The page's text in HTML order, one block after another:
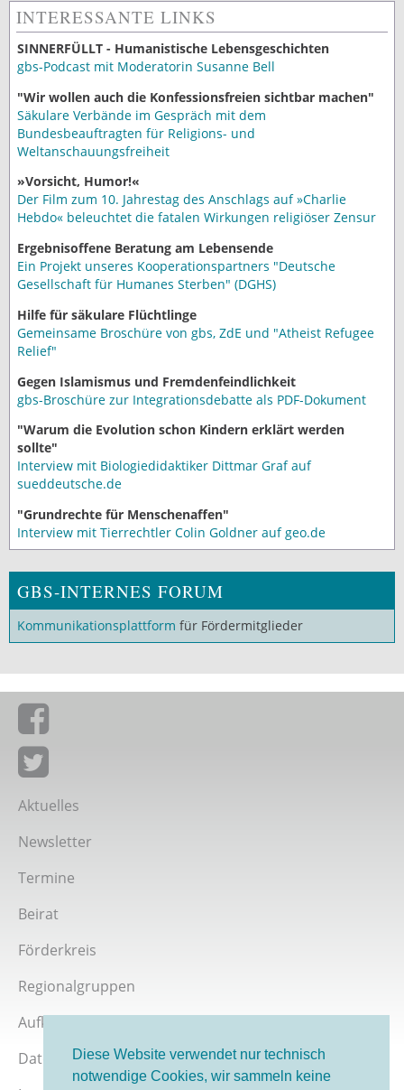
Diese Website verwendet nur technisch
notwendige Cookies, wir sammeln keine
INTERESSANTE LINKS
SINNERFÜLLT - Humanistische Lebensgeschichten
gbs-Podcast mit Moderatorin Susanne Bell
"Wir wollen auch die Konfessionsfreien sichtbar machen"
Säkulare Verbände im Gespräch mit dem
Bundesbeauftragten für Religions- und
Weltanschauungsfreiheit
»Vorsicht, Humor!«
Der Film zum 10. Jahrestag des Anschlags auf »Charlie
Hebdo« beleuchtet die fatalen Wirkungen religiöser Zensur
Ergebnisoffene Beratung am Lebensende
Ein Projekt unseres Kooperationspartners "Deutsche
Gesellschaft für Humanes Sterben" (DGHS)
Hilfe für säkulare Flüchtlinge
Gemeinsame Broschüre von gbs, ZdE und "Atheist Refugee
Relief"
Gegen Islamismus und Fremdenfeindlichkeit
gbs-Broschüre zur Integrationsdebatte als PDF-Dokument
"Warum die Evolution schon Kindern erklärt werden
sollte"
Interview mit Biologiedidaktiker Dittmar Graf auf
sueddeutsche.de
"Grundrechte für Menschenaffen"
Interview mit Tierrechtler Colin Goldner auf geo.de
GBS-INTERNES FORUM
Kommunikationsplattform für Fördermitglieder
Giordano-Bruno-Stiftung auf Facebook
Giordano-Bruno-Stiftung bei Twitter
Aktuelles
Newsletter
Termine
Beirat
Förderkreis
Regionalgruppen
Aufklärer werden
Datenschutz